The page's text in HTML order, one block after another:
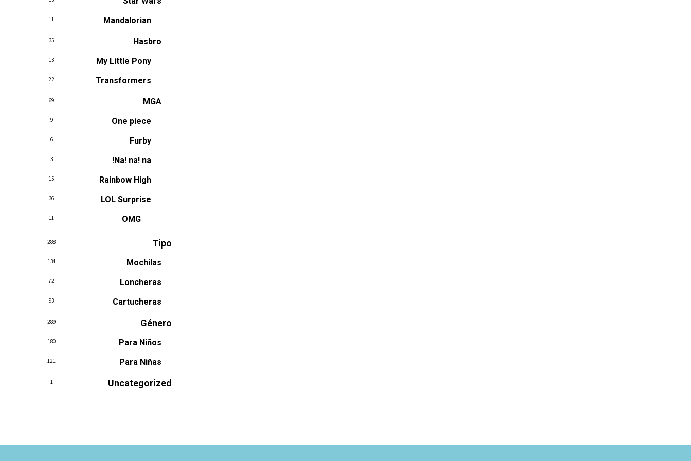
Mandalorian
11
Hasbro
35
My Little Pony
13
Transformers
22
MGA
69
One piece
9
Furby
6
Na! na! na!
3
Rainbow High
15
LOL Surprise
36
OMG
11
Tipo
288
Mochilas
134
Loncheras
72
Cartucheras
93
Género
289
Para Niños
180
Para Niñas
121
Uncategorized
1